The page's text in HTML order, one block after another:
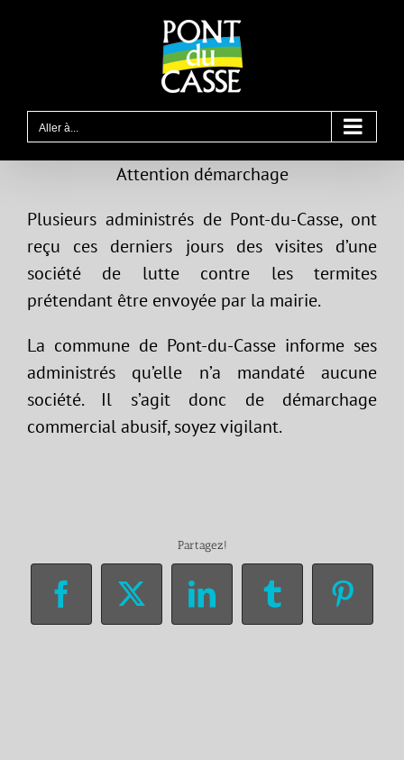
Aller à...
Attention démarchage
Plusieurs administrés de Pont-du-Casse, ont
reçu ces derniers jours des visites d’une
société de lutte contre les termites
prétendant être envoyée par la mairie.
La commune de Pont-du-Casse informe ses
administrés qu’elle n’a mandaté aucune
société. Il s’agit donc de démarchage
commercial abusif, soyez vigilant.
Partagez!
Facebook
X LinkedInTumblr